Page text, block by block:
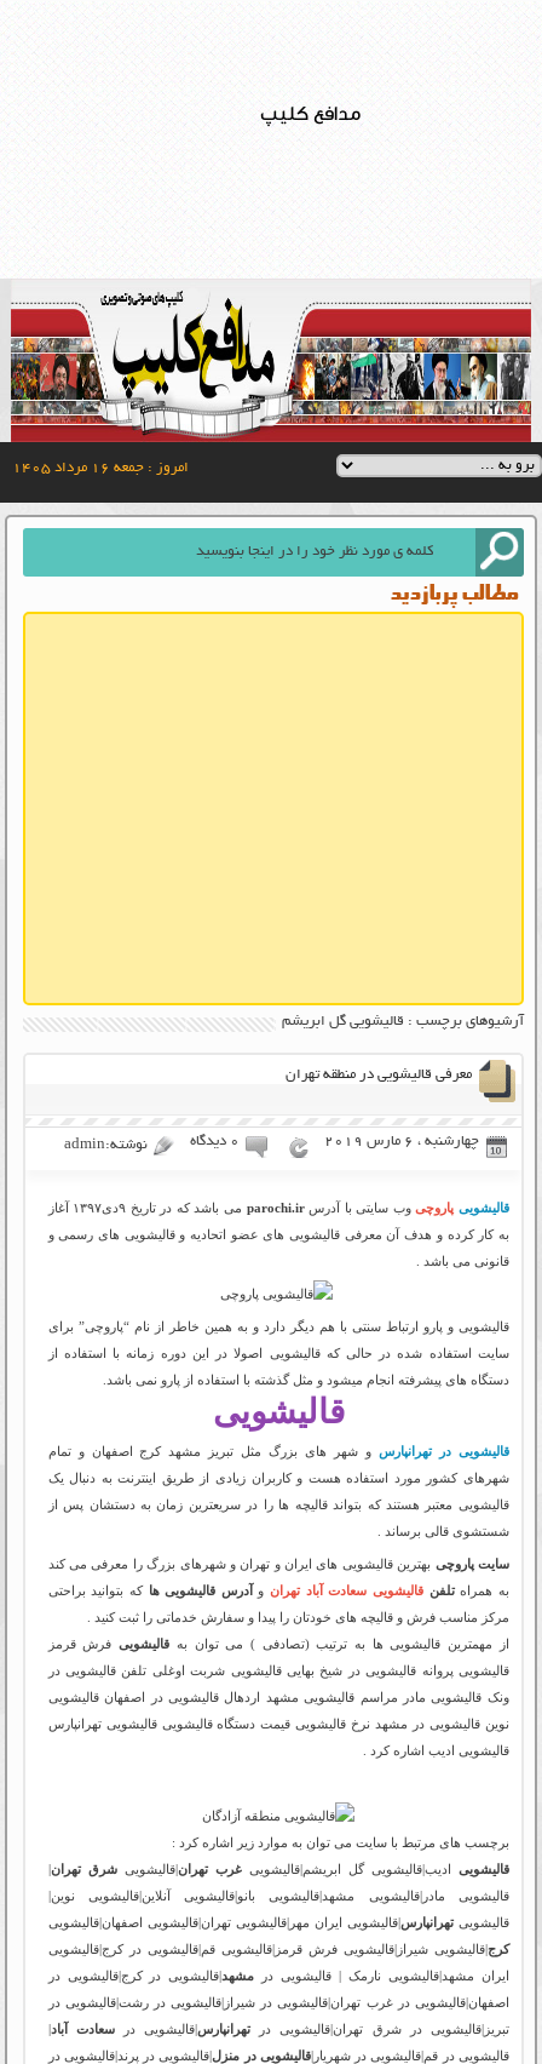
مدافع کلیپ
امروز : جمعه ۱۶ مرداد ۱۴۰۵
مطالب پربازدید
آرشیوهای برچسب : قالیشویی گل ابریشم
معرفی قالیشویی در منطقه تهران
چهارشنبه ، 6 مارس 2019 ۰ دیدگاه نوشته:admin
قالیشویی پاروچیوب سایتی با آدرسparochi.ir
می باشد که در تاریخ ۹دی۱۳۹۷ آغاز
به کار کرده و هدف آن معرفی قالیشویی های عضو اتحادیه و قالیشویی های رسمی و
قانونی می باشد .
قالیشویی و پارو ارتباط سنتی با هم دیگر دارد و به همین خاطر از نام “پاروچی” برای
سایت استفاده شده در حالی که قالیشویی اصولا در این دوره زمانه با استفاده از
دستگاه های پیشرفته انجام میشود و مثل گذشته با استفاده از پارو نمی باشد.
قالیشویی
قالیشویی در تهرانپارس و شهر های بزرگ مثل تبریز مشهد کرج اصفهان و تمام
شهرهای کشور مورد استفاده هست و کاربران زیادی از طریق اینترنت به دنبال یک
قالیشویی معتبر هستند که بتواند قالیچه ها را در سریعترین زمان به دستشان پس از
شستشوی قالی برساند .
سایت پاروچی بهترین قالیشویی های ایران و تهران و شهرهای بزرگ را معرفی می کند
به همراهتلفن قالیشویی سعادت آباد تهرانوآدرس قالیشویی ها که بتوانید براحتی
مرکز مناسب فرش و قالیچه های خودتان را پیدا و سفارش خدماتی را ثبت کنید .
از مهمترین قالیشویی ها به ترتیب (تصادفی ) می توان به قالیشویی فرش قرمز
قالیشویی پروانه قالیشویی در شیخ بهایی قالیشویی شربت اوغلی تلفن قالیشویی در
ونک قالیشویی مادر مراسم قالیشویی مشهد اردهال قالیشویی در اصفهان قالیشویی
نوین قالیشویی در مشهد نرخ قالیشویی قیمت دستگاه قالیشویی قالیشویی تهرانپارس
قالیشویی ادیب اشاره کرد .
برچسب های مرتبط با سایت می توان به موارد زیر اشاره کرد :
قالیشویی ادیب|قالیشویی گل ابریشم|قالیشوییغرب تهران|قالیشوییشرق تهران|
قالیشویی مادر|قالیشویی مشهد|قالیشویی بانو|قالیشویی آنلاین|قالیشویی نوین|
قالیشوییتهرانپارس|قالیشویی ایران مهر|قالیشویی تهران|قالیشویی اصفهان|قالیشویی
کرج|قالیشویی شیراز|قالیشویی فرش قرمز|قالیشویی قم|قالیشویی در کرج|قالیشویی
ایران مشهد|قالیشویی نارمک | قالیشویی در مشهد|قالیشویی در کرج|قالیشویی در
اصفهان|قالیشویی در غرب تهران|قالیشویی در شیراز|قالیشویی در رشت|قالیشویی در
تبریز|قالیشویی در شرق تهران|قالیشویی درتهرانپارس|قالیشویی درسعادت آباد|
قالیشویی در قم|قالیشویی در شهریار|قالیشویی در منزل|قالیشویی در پرند|قالیشویی در